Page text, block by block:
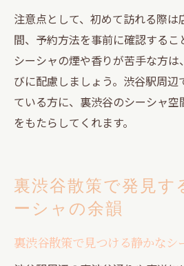
注意点として、初めて訪れる際
間、予約方法を事前に確認するこ
シーシャの煙や香りが苦手な方
びに配慮しましょう。渋谷駅周辺
ている方に、裏渋谷のシーシャ
をもたらしてくれます。
裏渋谷散策で発見す
ーシャの余韻
裏渋谷散策で見つける静かなシ